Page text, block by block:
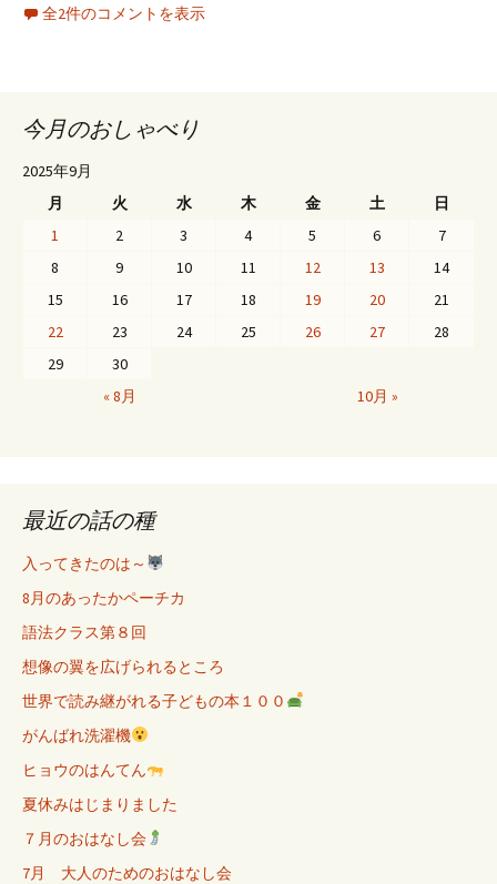
全2件のコメントを表示
今月のおしゃべり
2025年9月
月
火 水 木 金 土 日
« 8月 10月 »
1 2 3 4 5 6
7
8
9 10 11 12 13
14
15
16 17 18 19 20
21
22
23 24 25 26 27
28
29
30
最近の話の種
入ってきたのは～
8月のあったかペーチカ
語法クラス第８回
想像の翼を広げられるところ
世界で読み継がれる子どもの本１００
がんばれ洗濯機
ヒョウのはんてん
夏休みはじまりました
７月のおはなし会
7月 大人のためのおはなし会